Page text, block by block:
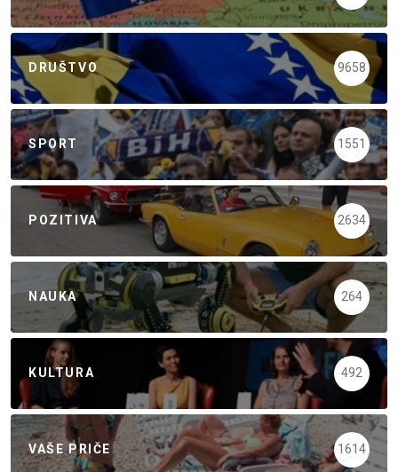
DRUŠTVO 9658
SPORT 1551
POZITIVA 2634
NAUKA 264
KULTURA 492
VAŠE PRIČE 1614